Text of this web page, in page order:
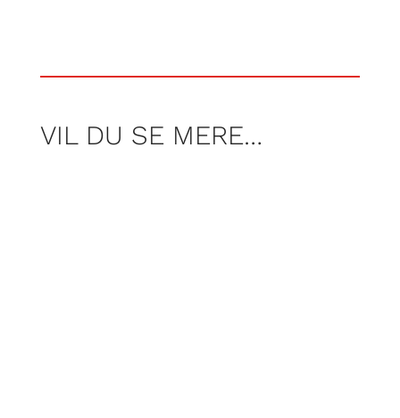
VIL DU SE MERE…